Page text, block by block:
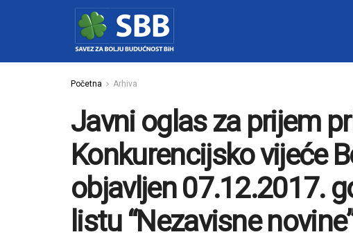
Početna Arhiva
Javni oglas za prijem
Konkurencijsko vijeće
objavljen 07.12.2017.
listu “Nezavisne